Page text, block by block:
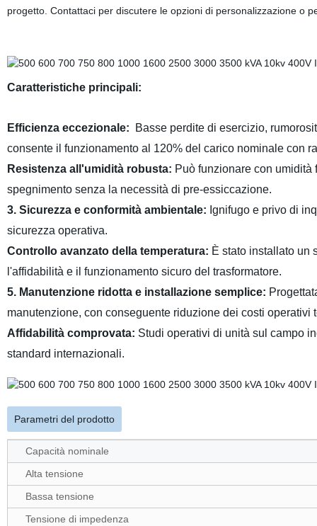
progetto. Contattaci per discutere le opzioni di personalizzazione o
Caratteristiche principali:
Efficienza eccezionale:
Basse perdite di esercizio,
consente il funzionamento al 120% del carico nominale con
Resistenza all'umidità robusta: Può funzionare con
spegnimento senza la necessità di pre-essiccazione.
3. Sicurezza e conformità ambientale: Ignifugo e privo di
sicurezza operativa.
Controllo avanzato della temperatura: È stato installato un
l'affidabilità e il funzionamento sicuro del trasformatore.
5. Manutenzione ridotta e installazione semplice:
manutenzione, con conseguente riduzione dei costi operativi
Affidabilità comprovata: Studi operativi di unità sul campo
standard internazionali.
Parametri del prodotto
Capacità nominale
Alta tensione
Bassa tensione
Tensione di impedenza